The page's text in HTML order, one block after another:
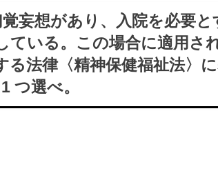
妄想があり、入院を必要と
ている。この場合に適用さ
る法律〈精神保健福祉法〉
つ選べ。